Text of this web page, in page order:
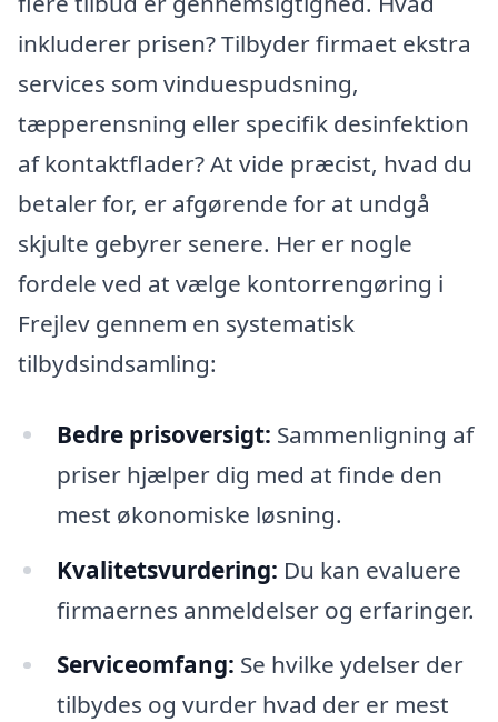
inkluderer prisen? Tilbyder firmaet ekstra
services som vinduespudsning,
tæpperensning eller specifik desinfektion
af kontaktflader? At vide præcist, hvad du
betaler for, er afgørende for at undgå
skjulte gebyrer senere. Her er nogle
fordele ved at vælge kontorrengøring i
Frejlev gennem en systematisk
tilbydsindsamling:
Bedre prisoversigt: Sammenligning af
priser hjælper dig med at finde den
mest økonomiske løsning.
Kvalitetsvurdering: Du kan evaluere
firmaernes anmeldelser og erfaringer.
Serviceomfang: Se hvilke ydelser der
tilbydes og vurder hvad der er mest